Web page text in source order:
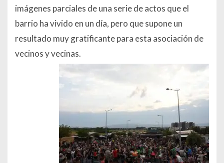
imágenes parciales de una serie de actos que el
barrio ha vivido en un día, pero que supone un
resultado muy gratificante para esta asociación de
vecinos y vecinas.